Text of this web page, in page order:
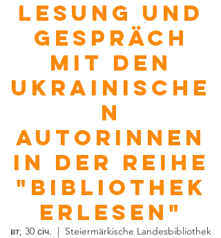
Lesung und
Gespräch
mit den
ukrainische
n
Autorinnen
In der Reihe
"Bibliothek
erlesen"
вт, 30 січ.
  |
Steiermärkische Landesbibliothek